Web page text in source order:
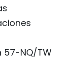
57-NQ/TW